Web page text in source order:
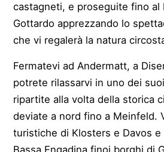
castagneti, e proseguite fino al
Gottardo apprezzando lo
che vi regalerà la natura
Fermatevi ad Andermatt, a
potrete rilassarvi in uno dei
ripartite alla volta della storica
deviate a nord fino a Meinfeld.
turistiche di Klosters e Davos
Bassa Engadina finoi borghi di